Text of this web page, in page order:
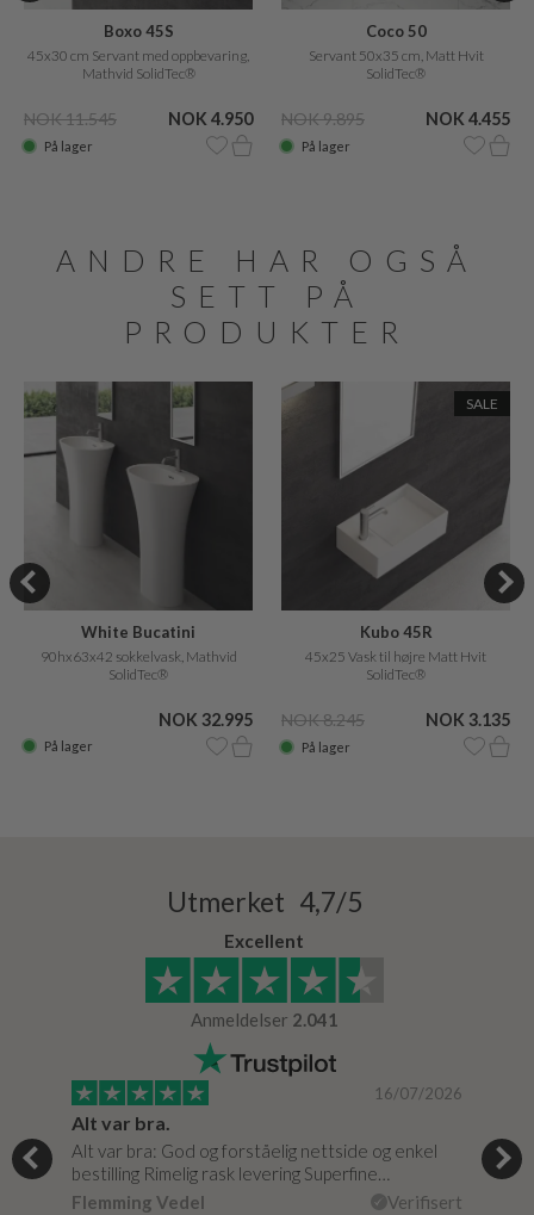
Boxo 45S
45x30 cm Servant med oppbevaring,
Mathvid SolidTec®
NOK 11.545 NOK 4.950
På lager
Coco 50
Servant 50x35 cm, Matt Hvit
SolidTec®
NOK 9.895 NOK 4.455
På lager
ANDRE HAR OGSÅ
SETT PÅ
PRODUKTER
White Bucatini
90hx63x42 sokkelvask, Mathvid
SolidTec®
NOK 32.995
På lager
SALE
Kubo 45R
45x25 Vask til højre Matt Hvit
SolidTec®
NOK 8.245 NOK 3.135
På lager
Utmerket 4,7/5
Excellent
Anmeldelser 2.041
16/07/2026
Alt var bra.
Alt var bra: God og forståelig nettside og enkel
bestilling Rimelig rask levering Superfine…
Flemming Vedel
Verifisert
Jeg
fikk